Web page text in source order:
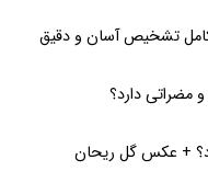
تشخیص آسان و دقیق
مضراتی دارد؟
+ عکس گل ریحان